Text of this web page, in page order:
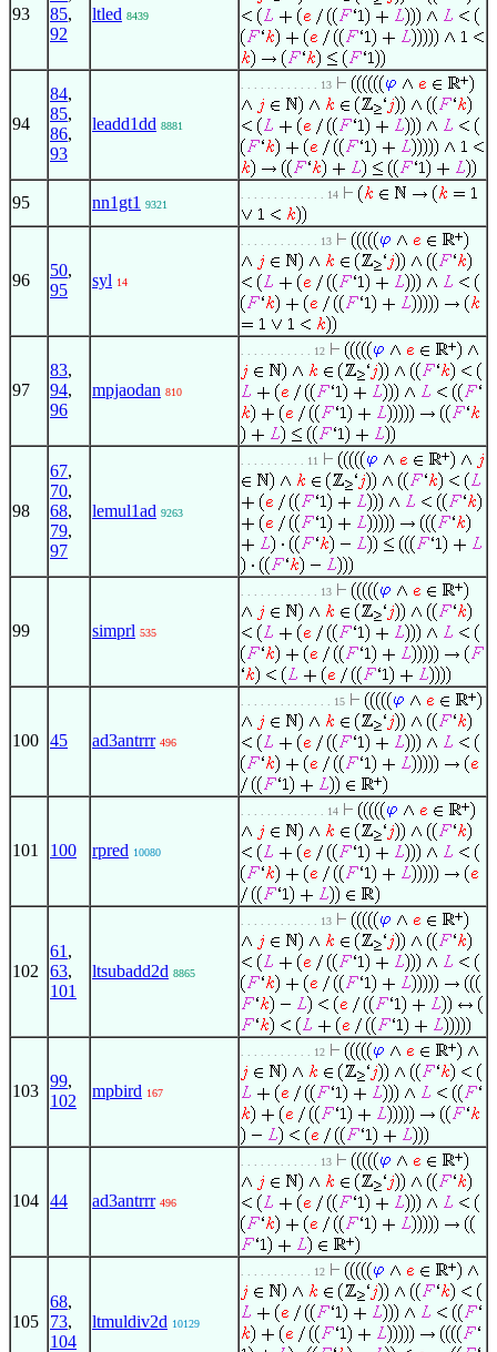
93
85,
92
ltled 8439
94
84,
85,
86,
93
leadd1dd 8881
. . . . . . . . . . . . 13
95 nn1gt1 9321
. . . . . . . . . . . . . 14
96
50,
95
syl 14
. . . . . . . . . . . . 13
97
83,
94,
96
mpjaodan 810
. . . . . . . . . . . 12
98
67,
70,
68,
79,
97
lemul1ad 9263
. . . . . . . . . . 11
99 simprl 535
. . . . . . . . . . . . 13
100 45 ad3antrrr 496
. . . . . . . . . . . . . . 15
101 100 rpred 10080
. . . . . . . . . . . . . 14
102
61 ,
63,
101
ltsubadd2d 8865
. . . . . . . . . . . . 13
103
99,
102
mpbird 167
. . . . . . . . . . . 12
104 44 ad3antrrr 496
. . . . . . . . . . . . 13
105
68,
73,
104
ltmuldiv2d 10129
. . . . . . . . . . . 12